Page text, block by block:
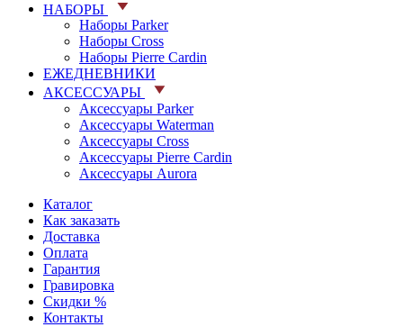
НАБОРЫ
Наборы Parker
Наборы Cross
Наборы Pierre Cardin
ЕЖЕДНЕВНИКИ
АКСЕССУАРЫ
Аксессуары Parker
Аксессуары Waterman
Аксессуары Cross
Аксессуары Pierre Cardin
Аксессуары Aurora
Каталог
Как заказать
Доставка
Оплата
Гарантия
Гравировка
Скидки %
Контакты